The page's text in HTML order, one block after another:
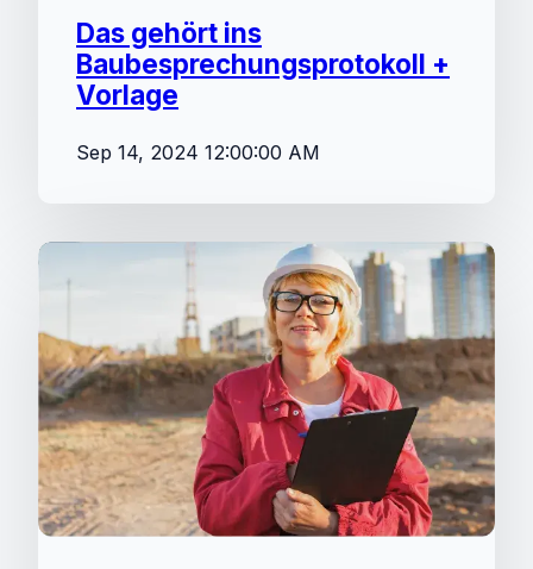
Das gehört ins
Baubesprechungsprotokoll +
Vorlage
Sep 14, 2024 12:00:00 AM